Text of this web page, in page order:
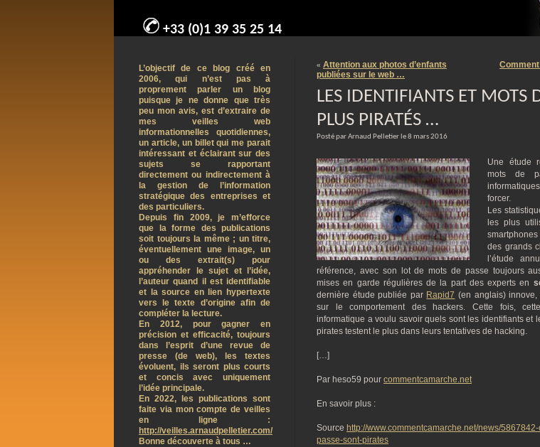
+33 (0)1 39 35 25 14
« Attention aux photos d’enfants
publiées sur le web …
LES IDENTIFIANTS ET MOTS
PLUS PIRATÉS …
Posté par Arnaud Pelletier le 8 mars 2016
Une étude
mots de
forcer.
Les
les plus
des grands
l’étude
référence, avec son lot de mots de passe toujours
mises en garde régulières de la part des experts en
dernière étude publiée par Rapid7 (en anglais) innove,
sur le comportement des hackers. Cette fois,
informatique a voulu savoir quels sont les identifiants et
pirates testent le plus dans leurs tentatives de hacking.
[…]
Par heso59 pour commentcamarche.net
En savoir plus :
Source http://www.commentcamarche.net/news/
passe-sont-pirates
L’objectif de ce blog créé en
2006, qui n’est pas à
proprement parler un blog
puisque je ne donne que très
peu mon avis, est d’extraire de
mes veilles web
informationnelles quotidiennes,
un article, un billet qui me parait
intéressant et éclairant sur des
sujets se rapportant
directement ou indirectement à
la gestion de l’information
stratégique des entreprises et
des particuliers.
Depuis fin 2009, je m’efforce
que la forme des publications
soit toujours la même ; un titre,
éventuellement une image, un
ou des extrait(s) pour
appréhender le sujet et l’idée,
l’auteur quand il est identifiable
et la source en lien hypertexte
vers le texte d’origine afin de
compléter la lecture.
En 2012, pour gagner en
précision et efficacité, toujours
dans l’esprit d’une revue de
presse (de web), les textes
évoluent, ils seront plus courts
et concis avec uniquement
l’idée principale.
En 2022, les publications sont
faite via mon compte de veilles
en ligne :
http://veilles.arnaudpelletier.com/
Bonne découverte à tous …